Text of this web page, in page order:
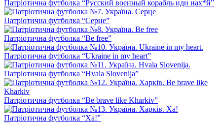
Патріотична футболка “Русский военный корабль иди нах*й”
Патріотична футболка “Серце”
Патріотична футболка “Be free”
Патріотична футболка “Ukraine in my heart”
Патріотична футболка “Hvala Slovenija”
Патріотична футболка “Be brave like Kharkiv”
Патріотична футболка “Ха!”